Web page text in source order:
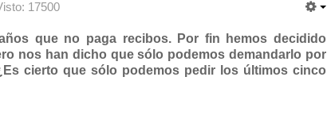
17500
que no paga recibos. Por fin hemos decidido
nos han dicho que sólo podemos demandarlo por
cierto que sólo podemos pedir los últimos cinco